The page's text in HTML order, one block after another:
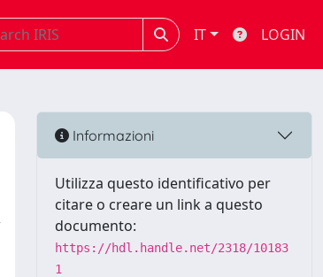
IT LOGIN
Informazioni
Utilizza questo identificativo per
citare o creare un link a questo
documento:
https://hdl.handle.net/2318/10183
1